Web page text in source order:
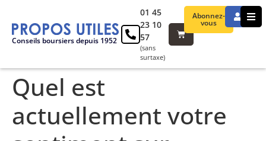
Conseils boursiers depuis 1952
Abonnez-
vous
01 45
23 10
57
(sans
surtaxe)
Quel est
actuellement votre